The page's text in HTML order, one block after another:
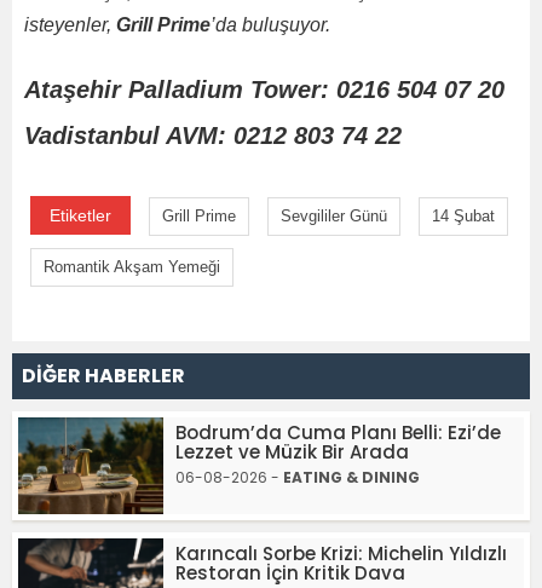
isteyenler, Grill Prime’da buluşuyor.
Ataşehir Palladium Tower: 0216 504 07 20
Vadistanbul AVM: 0212 803 74 22
Etiketler Grill Prime Sevgililer Günü 14 Şubat
Romantik Akşam Yemeği
DİĞER HABERLER
Bodrum’da Cuma Planı Belli: Ezi’de
Lezzet ve Müzik Bir Arada
06-08-2026 - EATING & DINING
Karıncalı Sorbe Krizi: Michelin Yıldızlı
Restoran İçin Kritik Dava